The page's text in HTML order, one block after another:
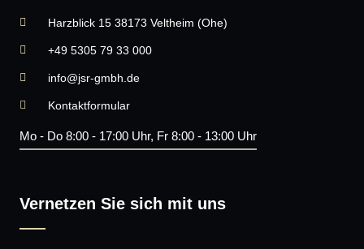
Harzblick 15 38173 Veltheim (Ohe)
+49 5305 79 33 000
info@jsr-gmbh.de
Kontaktformular
Mo - Do 8:00 - 17:00 Uhr, Fr 8:00 - 13:00 Uhr
Vernetzen Sie sich mit uns